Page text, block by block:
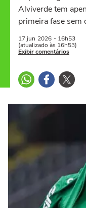
Alviverde tem
primeira fase sem
17 jun 2026 - 16h53
(atualizado às 16h53)
Exibir comentários